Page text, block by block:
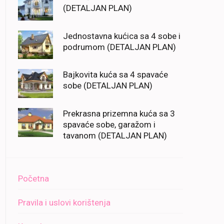
(DETALJAN PLAN)
Jednostavna kućica sa 4 sobe i
podrumom (DETALJAN PLAN)
Bajkovita kuća sa 4 spavaće
sobe (DETALJAN PLAN)
Prekrasna prizemna kuća sa 3
spavaće sobe, garažom i
tavanom (DETALJAN PLAN)
Početna
Pravila i uslovi korištenja